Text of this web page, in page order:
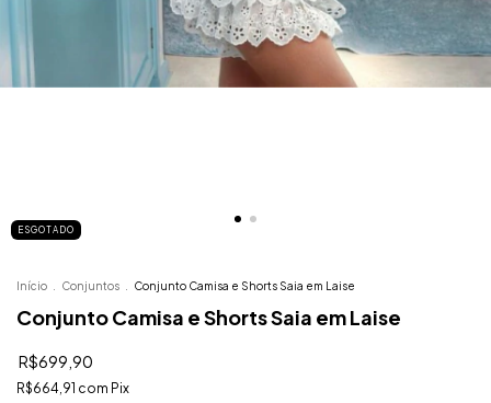
ESGOTADO
Início Conjuntos Conjunto Camisa e Shorts Saia em Laise
Conjunto Camisa e Shorts Saia em Laise
R$699,90
R$664,91 com Pix